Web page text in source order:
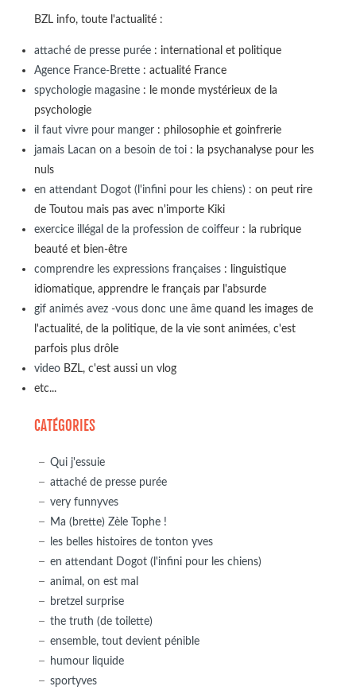
BZL info, toute l'actualité :
attaché de presse purée: international et politique
Agence France-Brette: actualité France
spychologie magasine: le monde mystérieux de la
psychologie
il faut vivre pour manger: philosophie et goinfrerie
jamais Lacan on a besoin de toi: la psychanalyse pour les
nuls
en attendant Dogot (l'infini pour les chiens): on peut rire
de Toutou mais pas avec n'importe Kiki
exercice illégal de la profession de coiffeur: la rubrique
beauté et bien-être
comprendre les expressions françaises: linguistique
idiomatique, apprendre le français par l'absurde
gif animés avez -vous donc une âmequand les images de
l'actualité, de la politique, de la vie sont animées, c'est
parfois plus drôle
videoBZL, c'est aussi un vlog
etc...
CATÉGORIES
Qui j'essuie
attaché de presse purée
very funnyves
Ma (brette) Zèle Tophe !
les belles histoires de tonton yves
en attendant Dogot (l'infini pour les chiens)
animal, on est mal
bretzel surprise
the truth (de toilette)
ensemble, tout devient pénible
humour liquide
sportyves